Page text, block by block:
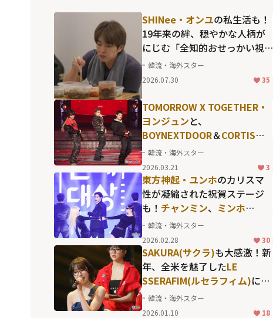
SHINee・オンユの私生活も！
19年来の絆、穏やかな人柄が
にじむ「全知的おせっかい視
点」で見せた素顔
韓流・海外スター
2026.07.30
35
TOMORROW X TOGETHER・
ヨンジュンと、
BOYNEXTDOOR＆CORTISメ
ンバーとのハイレベルなダン
スコラボも...一晩限りの"レア
な顔合わせ"が熱狂を呼んだ
「2025 MBC歌謡大祭典」
韓流・海外スター
2026.03.21
3
東方神起・ユンホのカリスマ
性が凝縮された祝賀ステージ
も！ チャンミン、 ミンホ
(SHINee) の"眼福"な2ショット
も実現した韓国芸能界の華や
かなセレモニー
韓流・海外スター
2026.02.28
30
SAKURA(サクラ)も大感激！新
年、全米を魅了したLE
SSERAFIM(ルセラフィム)に対
し、「これほど完璧なチーム
は見たことがない」と絶賛し
韓流・海外スター
2026.01.10
18